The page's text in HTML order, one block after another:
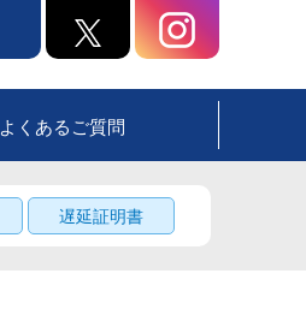
よくあるご質問
遅延証明書